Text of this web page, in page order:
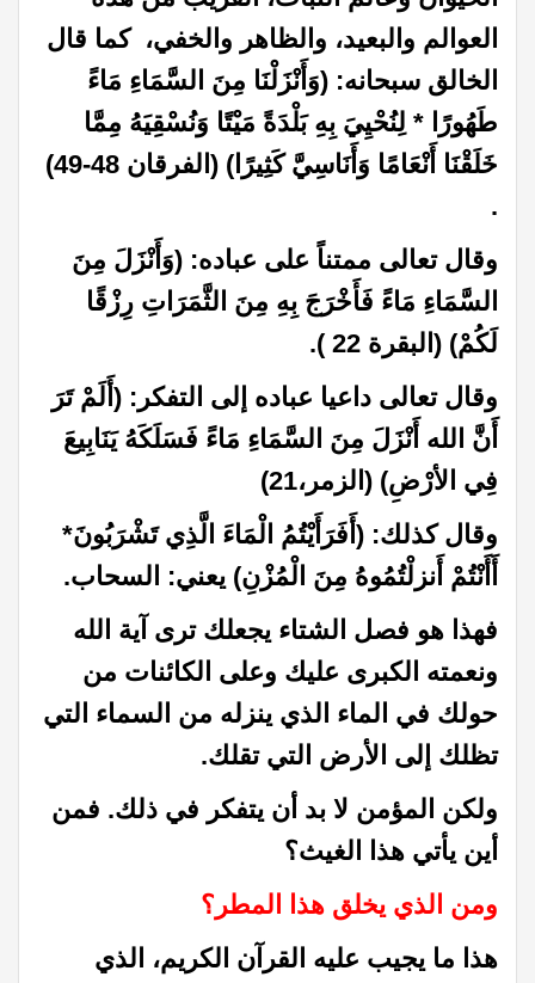
العوالم والبعيد، والظاهر والخفي، كما قال
الخالق سبحانه: (وَأَنْزَلْنَا مِنَ السَّمَاءِ مَاءً
طَهُورًا * لِنُحْيِيَ بِهِ بَلْدَةً مَيْتًا وَنُسْقِيَهُ مِمَّا
خَلَقْنَا أَنْعَامًا وَأَنَاسِيَّ كَثِيرًا) (الفرقان 48-49)
.
وقال تعالى ممتناً على عباده: (وَأَنْزَلَ مِنَ
السَّمَاءِ مَاءً فَأَخْرَجَ بِهِ مِنَ الثَّمَرَاتِ رِزْقًا
لَكُمْ) (البقرة 22 ).
وقال تعالى داعيا عباده إلى التفكر: (أَلَمْ تَرَ
أَنَّ الله أَنْزَلَ مِنَ السَّمَاءِ مَاءً فَسَلَكَهُ يَنَابِيعَ
فِي الأرْضِ) (الزمر،21)
وقال كذلك: (أَفَرَأَيْتُمُ الْمَاءَ الَّذِي تَشْرَبُونَ*
أَأَنْتُمْ أَنزلْتُمُوهُ مِنَ الْمُزْنِ) يعني: السحاب.
فهذا هو فصل الشتاء يجعلك ترى آية الله
ونعمته الكبرى عليك وعلى الكائنات من
حولك في الماء الذي ينزله من السماء التي
تظلك إلى الأرض التي تقلك.
ولكن المؤمن لا بد أن يتفكر في ذلك. فمن
أين يأتي هذا الغيث؟
ومن الذي يخلق هذا المطر؟
هذا ما يجيب عليه القرآن الكريم، الذي